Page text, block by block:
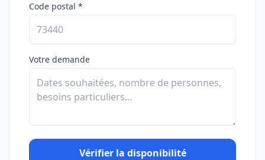
Code postal *
Votre demande
Vérifier la disponibilité